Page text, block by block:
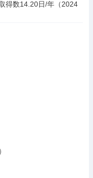
得数14.20日/年（2024